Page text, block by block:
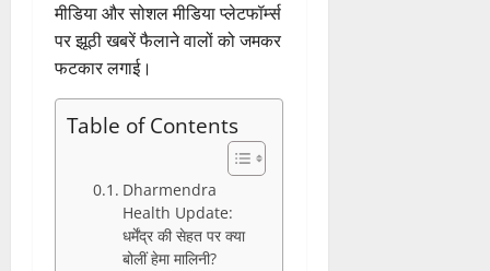
मीडिया और सोशल मीडिया प्लेटफॉर्म्स
पर झूठी खबरें फैलाने वालों को जमकर
फटकार लगाई।
Table of Contents
Dharmendra
Health Update:
धर्मेंद्र की सेहत पर क्या
बोलीं हेमा मालिनी?